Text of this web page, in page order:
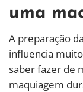
uma
A preparação
influencia
saber fazer de
maquiagem